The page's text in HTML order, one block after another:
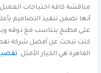
مناقشة كافة احتياجات
أنها تضمن تنفيذ التصاميم
على مطبخ يتناسب مع ذوقه
كنت تبحث عن أفضل شركة
الماهرة هي الخيار الأمثل.